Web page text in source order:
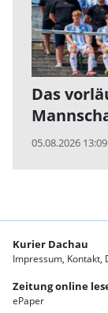
Das
05.08.2026
Kurier Dachau
Impressum Kontakt
Zeitung online
ePaper